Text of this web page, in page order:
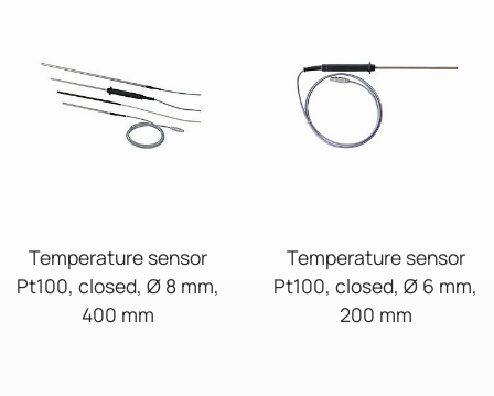
Temperature sensor
Pt100, closed, Ø 8 mm,
400 mm
Temperature sensor
Pt100, closed, Ø 6 mm,
200 mm